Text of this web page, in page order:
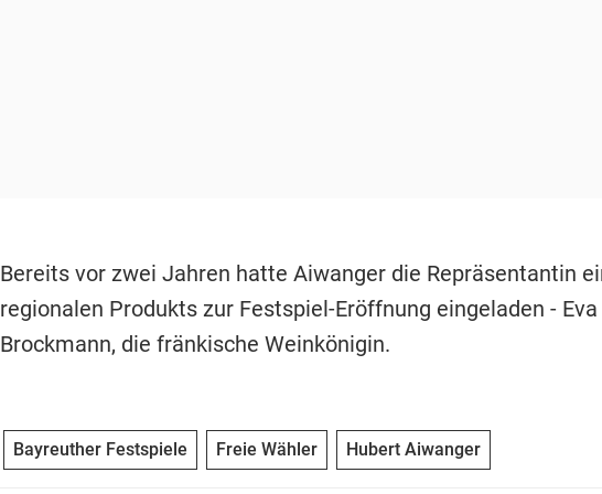
Bereits vor zwei Jahren hatte Aiwanger die Repräsentantin
regionalen Produkts zur Festspiel-Eröffnung eingeladen - Eva
Brockmann, die fränkische Weinkönigin.
Bayreuther Festspiele Freie Wähler Hubert Aiwanger